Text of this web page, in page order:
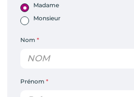
Madame
Monsieur
Nom *
Prénom *